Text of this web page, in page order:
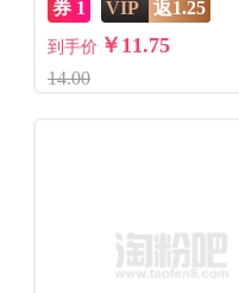
券 1 VIP 返1.25
到手价 ￥11.75
14.00